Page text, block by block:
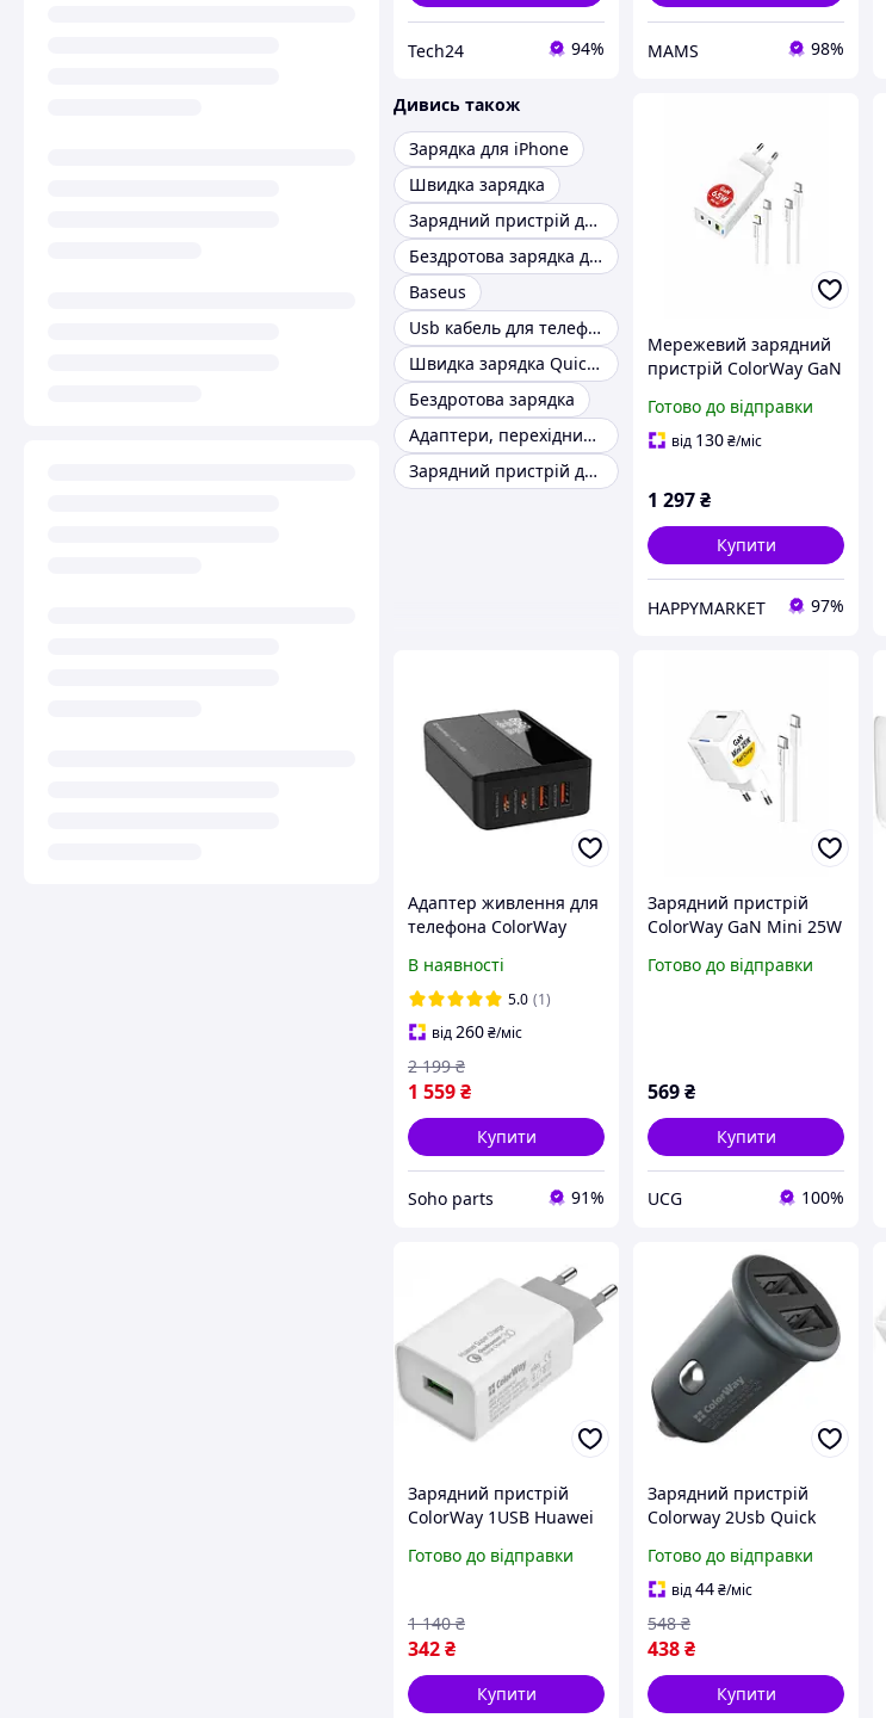
Tech24 94% MAMS 98%
Дивись також
Зарядка для iPhone
Швидка зарядка
Зарядний пристрій до телефону
Бездротова зарядка для телефону
Baseus
Usb кабель для телефону
Швидка зарядка Quick Charge
Бездротова зарядка
Адаптери, перехідники прикурювач на usb
Зарядний пристрій для повербанка
Мережевий зарядний
пристрій ColorWay GaN
1xUSB, PD/QC, PPS,
кабелями Type-
Готово до відправки
від 130₴/міс
1 297₴
Купити
HAPPYMARKET 97%
Адаптер живлення для
телефона ColorWay
(CW-CHS041PD-BK)
Black 100W
В наявності
5.0 (1)
від 260₴/міс
1 559₴
2 199 ₴
Купити
Soho parts 91%
Зарядний пристрій
ColorWay GaN Mini 25W
Type-C, швидка
Готово до відправки
569₴
Купити
UCG 100%
Зарядний пристрій
ColorWay 1USB Huawei
Charge 3.0 4A 20W
Готово до відправки
342₴
1 140 ₴
Купити
Зарядний пристрій
Colorway 2Usb Quick
Готово до відправки
від44₴/міс
438₴
548 ₴
Купити